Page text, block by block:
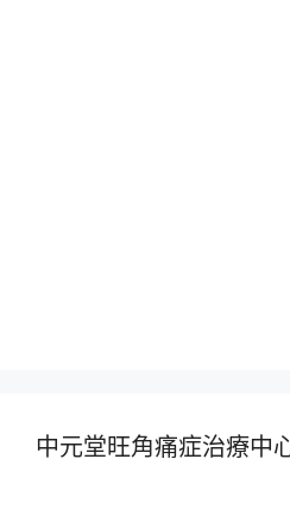
中元堂旺角痛症治療中